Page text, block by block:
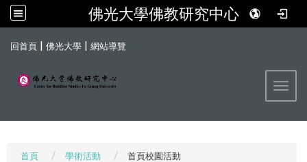
佛光大學佛教研究中心
回首頁 | 佛光大學 | 網站導覽
首頁 學術活動 首頁校園活動